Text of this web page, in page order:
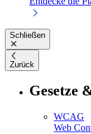
Schließen
Zurück
Gesetze
WCAG
Web